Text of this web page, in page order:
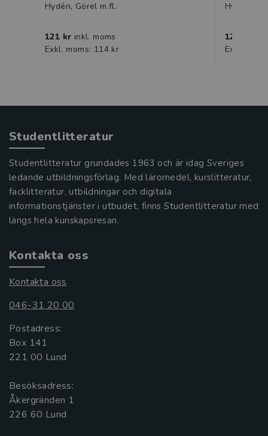
Hydén, Görel m.fl.
121 kr inkl. moms
Exkl. moms: 114 kr
Hydén,
121 kr
Exkl.
Studentlitteratur
Studentlitteratur grundades 1963 och är idag Sveriges
ledande utbildningsförlag. Med läromedel, kurslitteratur,
facklitteratur, utbildningar och digitala
informationstjänster i utbudet, finns Studentlitteratur med
längs hela kunskapsresan.
Kontakta oss
Kontakta oss
046-31 20 00
Postadress:
Box 141
221 00 Lund
Besöksadress:
Åkergränden 1